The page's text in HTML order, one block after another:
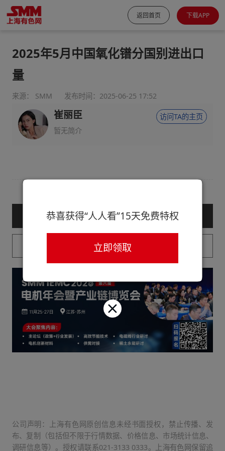
返回首页 下载APP
2025年5月中国氧化镨分国别进出口
量
来源： SMM 发布时间：2025-06-25 17:52
崔丽臣
暂无简介
访问TA的主页
— 购买服务后查看全文 —
已购买用户请登录
公司声明：上海有色网原创信息未经书面授权，禁止传播、发
布、复制（包括但不限于行情数据、价格信息、市场统计信息、
调研信息等）。授权请联系021-3133 0333。上海有色网保留追
恭喜获得“人人看”15天免费特权
立即领取